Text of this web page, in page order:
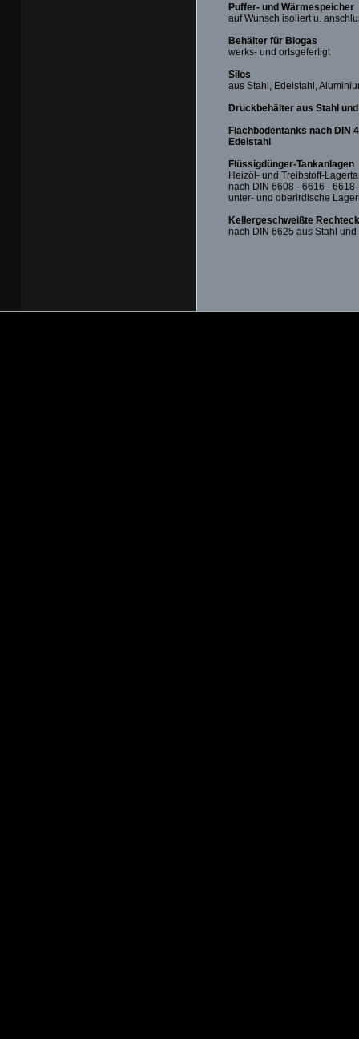
Puffer- und Wärmespeicher
auf Wunsch isoliert u.
Behälter für Biogas
werks- und ortsgefertigt
Silos
aus Stahl, Edelstahl,
Druckbehälter aus Stahl
Flachbodentanks nach DIN
Edelstahl
Flüssigdünger-Tankanlagen
Heizöl- und Treibstoff-
nach DIN 6608 - 6616 - 6618
unter- und oberirdische
Kellergeschweißte
nach DIN 6625 aus Stahl